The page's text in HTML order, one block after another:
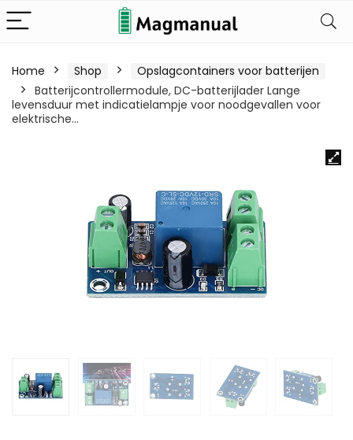
Home Shop
Opslagcontainers voor batterijen
Batterijcontrollermodule, DC-batterijlader Lange
levensduur met indicatielampje voor noodgevallen voor
elektrische…